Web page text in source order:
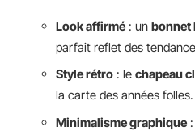
Look affirmé : un bonnet
parfait reflet des
Style rétro : le chapeau
la carte des années folles.
Minimalisme graphique